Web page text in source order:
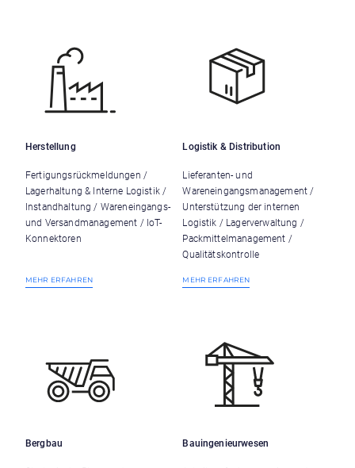
Herstellung
Fertigungsrückmeldungen /
Lagerhaltung & Interne Logistik /
Instandhaltung / Wareneingangs-
und Versandmanagement / IoT-
Konnektoren
MEHR ERFAHREN
Logistik & Distribution
Lieferanten- und
Wareneingangsmanagement /
Unterstützung der internen
Logistik / Lagerverwaltung /
Packmittelmanagement /
Qualitätskontrolle
MEHR ERFAHREN
Bergbau Bauingenieurwesen